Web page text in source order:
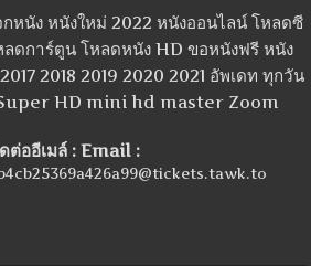
หนัง หนังใหม่ 2022 หนังออนไลน์ โหลดซี
ดการ์ตูน โหลดหนัง HD ขอหนังฟรี หนัง
2018 2019 2020 2021 อัพเดท ทุกวัน
Super HD mini hd master Zoom
ต่ออีเมล์ : Email :